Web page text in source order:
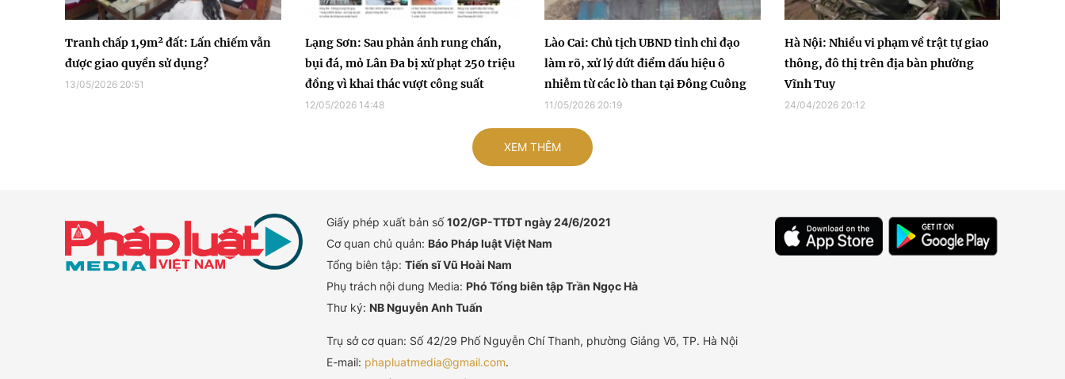
Tranh chấp 1,9m² đất: Lấn chiếm vẫn
được giao quyền sử dụng?
13/05/2026 20:51
Lạng Sơn: Sau phản ánh rung chấn,
bụi đá, mỏ Lân Đa bị xử phạt 250 triệu
đồng vì khai thác vượt công suất
12/05/2026 14:48
Lào Cai: Chủ tịch UBND tỉnh chỉ đạo
làm rõ, xử lý dứt điểm dấu hiệu ô
nhiễm từ các lò than tại Đông Cuông
11/05/2026 20:19
Hà Nội: Nhiều vi phạm về trật tự giao
thông, đô thị trên địa bàn phường
Vĩnh Tuy
24/04/2026 20:12
XEM THÊM
Giấy phép xuất bản số102/GP-TTĐT ngày 24/6/2021
Cơ quan chủ quản: Báo Pháp luật Việt Nam
Tổng biên tập: Tiến sĩ Vũ Hoài Nam
Phụ trách nội dung Media: Phó Tổng biên tập Trần Ngọc Hà
Thư ký: NB Nguyễn Anh Tuấn
Trụ sở cơ quan: Số 42/29 Phố Nguyễn Chí Thanh, phường Giảng Võ, TP. Hà Nội
E-mail: phapluatmedia@gmail.com.